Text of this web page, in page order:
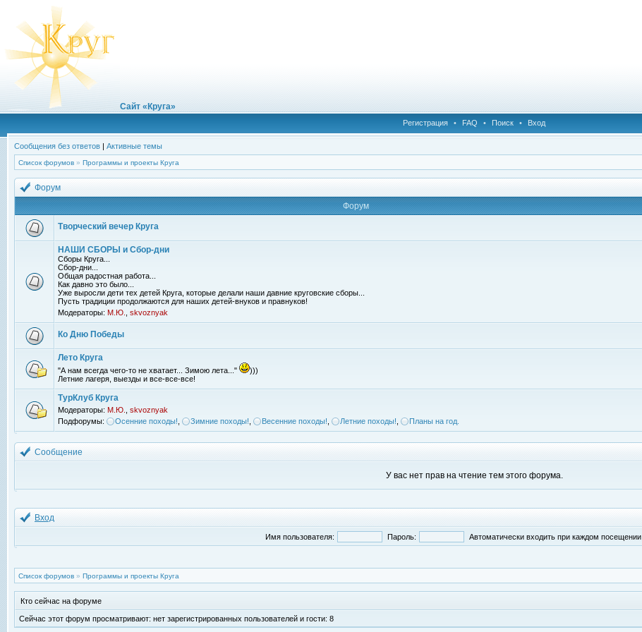
Сайт «Круга»
Регистрация • FAQ • Поиск • Вход
Сообщения без ответов | Активные темы
Список форумов » Программы и проекты Круга
Форум
Форум
Творческий вечер Круга
НАШИ СБОРЫ и Сбор-дни
Сборы Круга...
Сбор-дни...
Общая радостная работа...
Как давно это было...
Уже выросли дети тех детей Круга, которые делали наши давние круговские сборы...
Пусть традиции продолжаются для наших детей-внуков и правнуков!
Модераторы: М.Ю. skvoznyak
Ко Дню Победы
Лето Круга
"А нам всегда чего-то не хватает... Зимою лета..."
)))
Летние лагеря, выезды и все-все-все!
ТурКлуб Круга
Модераторы: М.Ю.
skvoznyak
Подфорумы:
Осенние походы! Зимние походы! Весенние походы! Летние походы! Планы на год.
Сообщение
У вас нет прав на чтение тем этого форума.
Вход
Имя пользователя: Пароль: Автоматически входить при каждом посещении
Список форумов » Программы и проекты Круга
Кто сейчас на форуме
Сейчас этот форум просматривают: нет зарегистрированных пользователей и гости: 8